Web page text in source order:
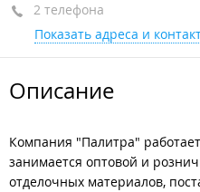
2 телефона
Показать адреса и
Описание
Компания "Палитра"
занимается оптовой и
отделочных материалов,